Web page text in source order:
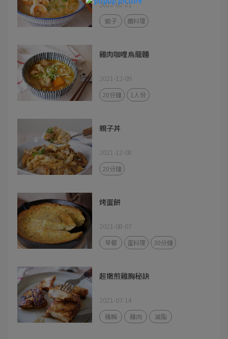
2022-02-21
蝦子 麵料理
雞肉咖哩烏龍麵
2021-12-09
20分鐘 1人份
親子丼
2021-12-08
20分鐘
烤蛋餅
2021-08-07
早餐 蛋料理 30分鐘
超嫩煎雞胸秘訣
2021-07-14
雞胸 雞肉 減脂